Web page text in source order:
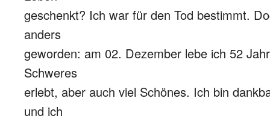
geschenkt? Ich war für den Tod bestimmt.
anders
geworden: am 02. Dezember lebe ich 52
Schweres
erlebt, aber auch viel Schönes. Ich bin
und ich